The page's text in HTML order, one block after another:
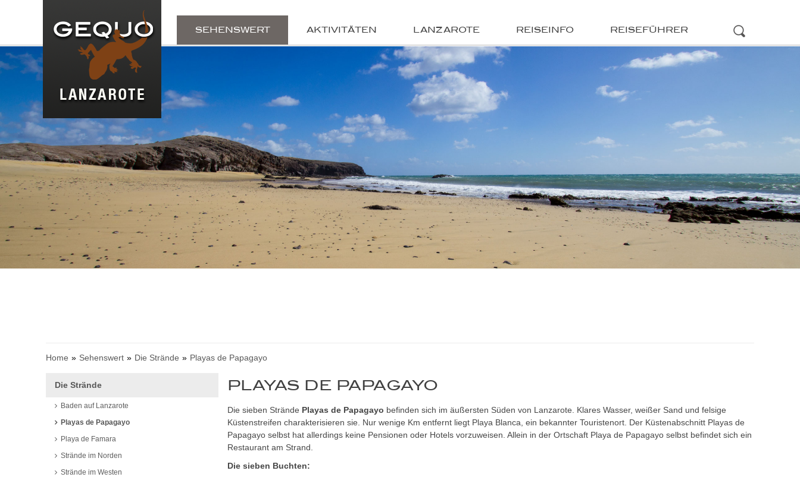
SEHENSWERT AKTIVITÄTEN LANZAROTE REISEINFO REISEFÜHRER
Home Sehenswert Die Strände Playas de Papagayo
Die Strände
Baden auf Lanzarote
Playas de Papagayo
Playa de Famara
Strände im Norden
Strände im Westen
PLAYAS DE PAPAGAYO
Die sieben Strände Playas de Papagayo befinden sich im äußersten Süden von Lanzarote. Klares Wasser, weißer Sand und felsige
Küstenstreifen charakterisieren sie. Nur wenige Km entfernt liegt Playa Blanca, ein bekannter Touristenort. Der Küstenabschnitt Playas de
Papagayo selbst hat allerdings keine Pensionen oder Hotels vorzuweisen. Allein in der Ortschaft Playa de Papagayo selbst befindet sich ein
Restaurant am Strand.
Die sieben Buchten: